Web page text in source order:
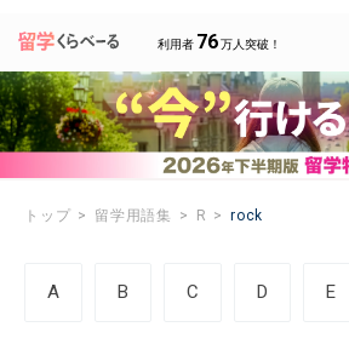
利用者 76万人突破！
トップ 留学用語集 R rock
A B C D E